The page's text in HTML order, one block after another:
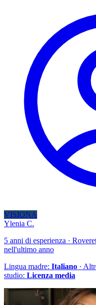
VISIONA
Ylenia C.
5 anni di esperienza ·
nell'ultimo anno
Lingua madre: Italiano ·
studio: Licenza media